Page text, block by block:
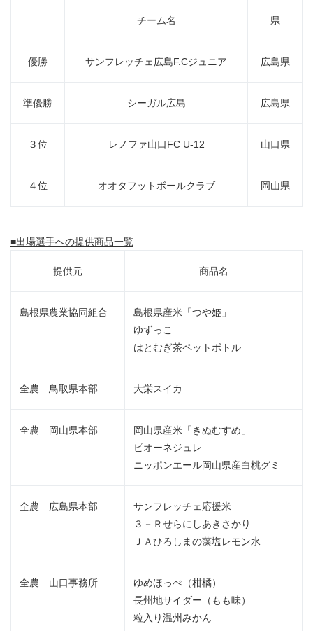
チーム名 県
優勝 サンフレッチェ広島F.Cジュニア 広島県
準優勝 シーガル広島 広島県
３位 レノファ山口FC U-12 山口県
４位 オオタフットボールクラブ 岡山県
■出場選手への提供商品一覧
提供元 商品名
島根県農業協同組合
島根県産米「つや姫」
ゆずっこ
はとむぎ茶ペットボトル
全農 鳥取県本部 大栄スイカ
全農 岡山県本部
岡山県産米「きぬむすめ」
ピオーネジュレ
ニッポンエール岡山県産白桃グミ
全農 広島県本部
サンフレッチェ応援米
３－Ｒせらにしあきさかり
ＪＡひろしまの藻塩レモン水
全農 山口事務所
ゆめほっぺ（柑橘）
長州地サイダー（もも味）
粒入り温州みかん